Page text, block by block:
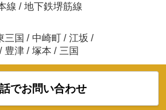
線 / 地下鉄堺筋線
三国 / 中崎町 / 江坂 /
/ 豊津 / 塚本 / 三国
でお問い合わせ